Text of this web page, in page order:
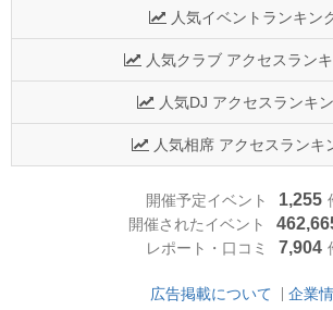
人気イベントランキン
人気クラブ アクセスラン
人気DJ アクセスランキ
人気相席 アクセスランキ
開催予定イベント 1,255
開催されたイベント
レポート・口コミ
7,904
広告掲載について
企業